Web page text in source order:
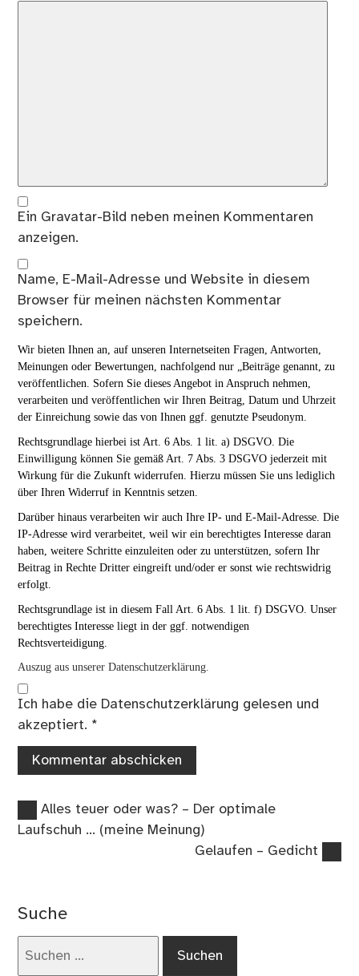
Ein Gravatar-Bild neben meinen Kommentaren
anzeigen.
Name, E-Mail-Adresse und Website in diesem
Browser für meinen nächsten Kommentar
speichern.
Wir bieten Ihnen an, auf unseren Internetseiten Fragen, Antworten,
Meinungen oder Bewertungen, nachfolgend nur „Beiträge genannt, zu
veröffentlichen. Sofern Sie dieses Angebot in Anspruch nehmen,
verarbeiten und veröffentlichen wir Ihren Beitrag, Datum und Uhrzeit
der Einreichung sowie das von Ihnen ggf. genutzte Pseudonym.
Rechtsgrundlage hierbei ist Art. 6 Abs. 1 lit. a) DSGVO. Die
Einwilligung können Sie gemäß Art. 7 Abs. 3 DSGVO jederzeit mit
Wirkung für die Zukunft widerrufen. Hierzu müssen Sie uns lediglich
über Ihren Widerruf in Kenntnis setzen.
Darüber hinaus verarbeiten wir auch Ihre IP- und E-Mail-Adresse. Die
IP-Adresse wird verarbeitet, weil wir ein berechtigtes Interesse daran
haben, weitere Schritte einzuleiten oder zu unterstützen, sofern Ihr
Beitrag in Rechte Dritter eingreift und/oder er sonst wie rechtswidrig
erfolgt.
Rechtsgrundlage ist in diesem Fall Art. 6 Abs. 1 lit. f) DSGVO. Unser
berechtigtes Interesse liegt in der ggf. notwendigen
Rechtsverteidigung.
Auszug aus unserer Datenschutzerklärung.
Ich habe die Datenschutzerklärung gelesen und
akzeptiert. *
Beitragsnavigation
Vorheriger
Beitrag:
Alles teuer oder was? – Der optimale
Laufschuh … (meine Meinung)
Nächster
Gelaufen – Gedicht
Suche